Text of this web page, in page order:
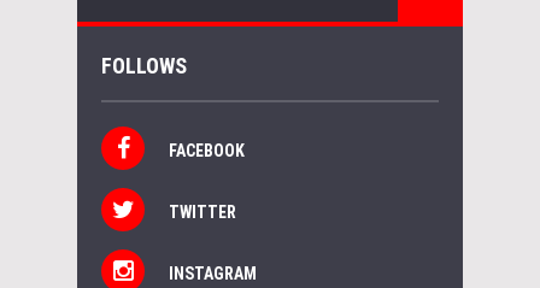
FOLLOWS
FACEBOOK
TWITTER
INSTAGRAM